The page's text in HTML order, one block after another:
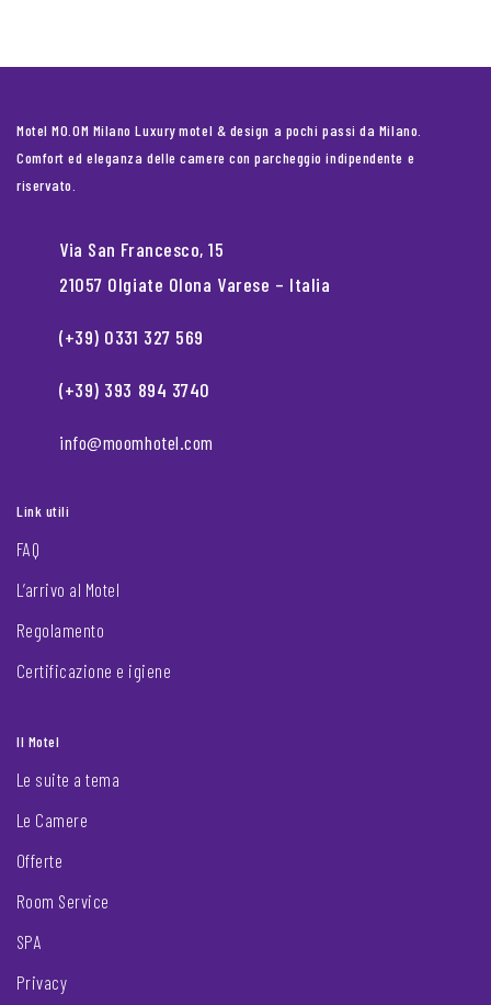
Motel MO.OM Milano Luxury motel & design a pochi passi da Milano.
Comfort ed eleganza delle camere con parcheggio indipendente e
riservato.
Via San Francesco, 15
21057 Olgiate Olona Varese – Italia
(+39) 0331 327 569
(+39) 393 894 3740
info@moomhotel.com
Link utili
FAQ
L’arrivo al Motel
Regolamento
Certificazione e igiene
Il Motel
Le suite a tema
Le Camere
Offerte
Room Service
SPA
Privacy